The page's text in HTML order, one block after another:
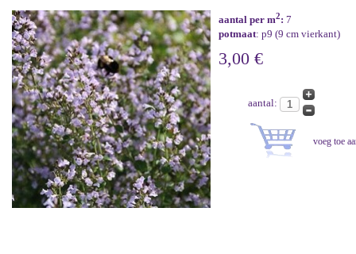
aantal per m2: 7
potmaat: p9 (9 cm vierkant)
3,00 €
aantal: